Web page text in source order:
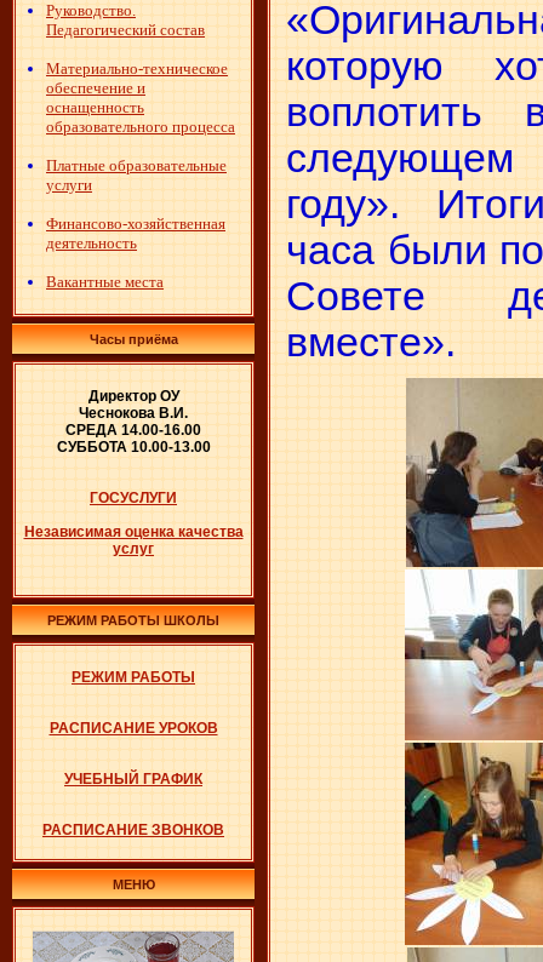
Руководство.
Педагогический состав
Материально-техническое
обеспечение и
оснащенность
образовательного процесса
Платные образовательные
услуги
Финансово-хозяйственная
деятельность
Вакантные места
Часы приёма
Директор ОУ
Чеснокова В.И.
СРЕДА 14.00-16.00
СУББОТА 10.00-13.00
ГОСУСЛУГИ
Независимая оценка качества
услуг
РЕЖИМ РАБОТЫ ШКОЛЫ
РЕЖИМ РАБОТЫ
РАСПИСАНИЕ УРОКОВ
УЧЕБНЫЙ ГРАФИК
РАСПИСАНИЕ ЗВОНКОВ
МЕНЮ
которую
году».
часа были
Совете
вместе».